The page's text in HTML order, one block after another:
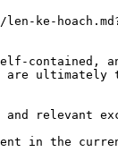
contained,
are
relevant
in the